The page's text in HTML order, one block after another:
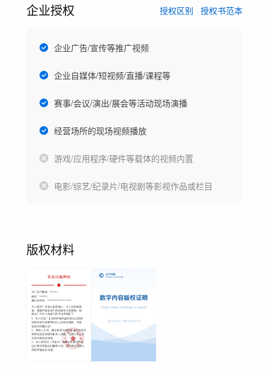
企业授权 授权区别 授权书范本
企业广告/宣传等推广视频
企业自媒体/短视频/直播/课程等
赛事/会议/演出/展会等活动现场演播
经营场所的现场视频播放
游戏/应用程序/硬件等载体的视频内置
电影/综艺/纪录片/电视剧等影视作品或栏目
版权材料